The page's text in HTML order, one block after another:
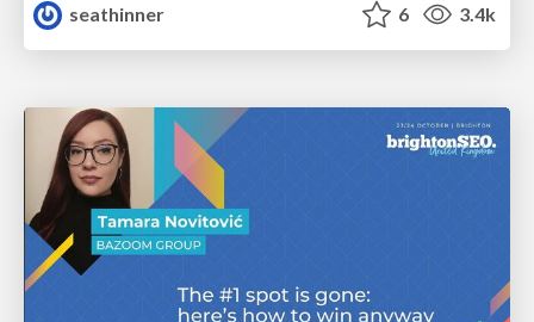
seathinner
6 3.4k